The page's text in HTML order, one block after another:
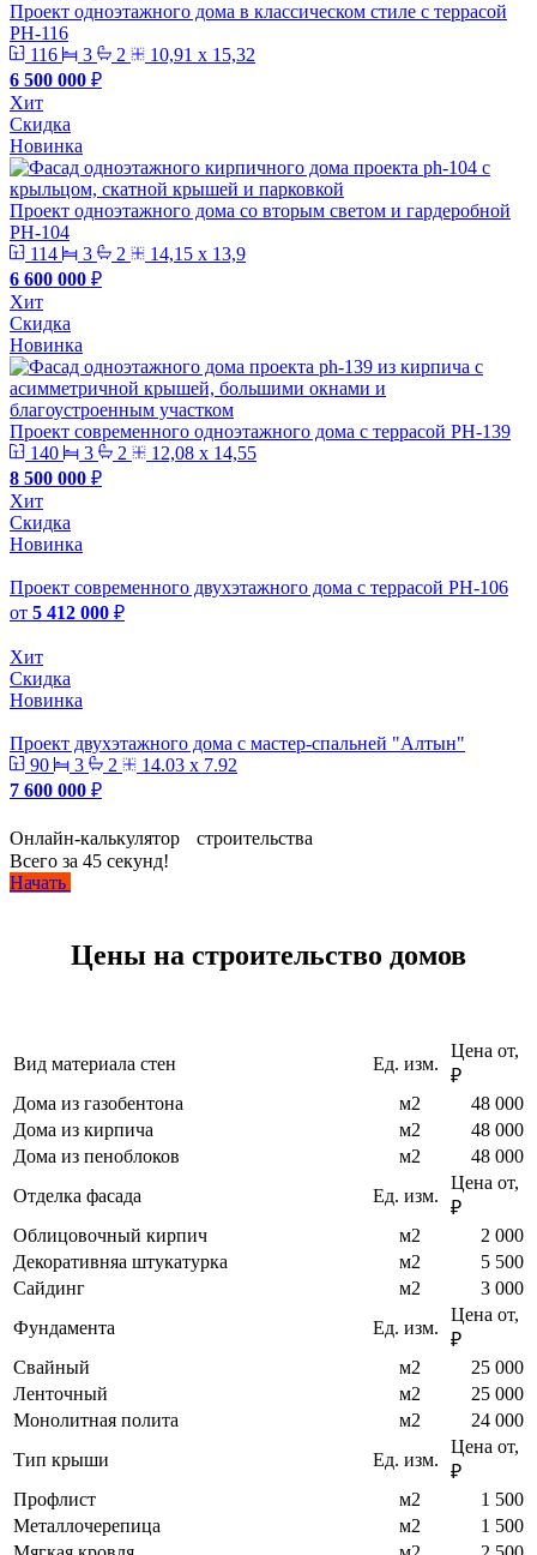
Проект одноэтажного дома в классическом стиле с террасой
PH-116
116
3 2
10,91 х 15,32
6 500 000 ₽
Хит
Скидка
Новинка
Проект одноэтажного дома со вторым светом и гардеробной
PH-104
114
3 2
14,15 х 13,9
6 600 000 ₽
Хит
Скидка
Новинка
Проект современного одноэтажного дома с террасой PH-139
140
3 2
12,08 х 14,55
8 500 000 ₽
Хит
Скидка
Новинка
Проект современного двухэтажного дома с террасой PH-106
от 5 412 000 ₽
Хит
Скидка
Новинка
Проект двухэтажного дома с мастер-спальней "Алтын"
90
3 2
14.03 x 7.92
7 600 000 ₽
Онлайн-калькулятор строительства
Всего за 45 секунд!
Начать
Цены на строительство домов
Вид материала стен Ед. изм.
Цена от,
₽
Дома из газобентона
м2
48 000
Дома из кирпича
м2
48 000
Дома из пеноблоков
м2
48 000
Отделка фасада
Ед. изм.
Цена от,
₽
Облицовочный кирпич
м2
2 000
Декоративняа штукатурка
м2
5 500
Сайдинг
м2
3 000
Фундамента
Ед. изм.
Цена от,
₽
Свайный
м2
25 000
Ленточный
м2
25 000
Монолитная полита
м2
24 000
Тип крыши
Ед. изм.
Цена от,
₽
Профлист
м2
1 500
Металлочерепица
м2
1 500